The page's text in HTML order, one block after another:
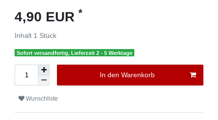
4,90 EUR *
Inhalt 1 Stück
Sofort versandfertig, Lieferzeit 2 - 5 Werktage
In den Warenkorb
Wunschliste